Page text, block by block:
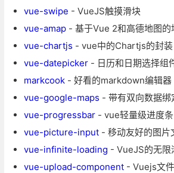
vue-swipe - VueJS触摸滑块
vue-amap- 基于Vue 2和高德地图的
vue-chartjs - vue中的Chartjs的封装
vue-datepicker- 日历和日期选择组
markcook- 好看的markdown编辑器
vue-google-maps - 带有双向数据
vue-progressbar- vue轻量级进度条
vue-picture-input- 移动友好的图片
vue-infinite-loading - VueJS的无限
vue-upload-component- Vuejs文